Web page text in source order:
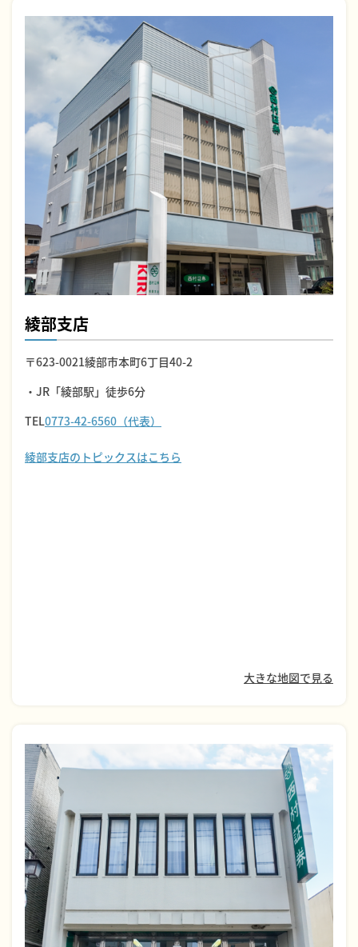
綾部支店
〒623-0021綾部市本町6丁目40-2
・JR「綾部駅」徒歩6分
TEL0773-42-6560（代表）
綾部支店のトピックスはこちら
大きな地図で見る